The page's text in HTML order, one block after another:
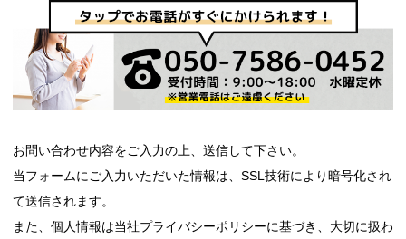
お問い合わせ内容をご入力の上、送信して下さい。
当フォームにご入力いただいた情報は、SSL技術により暗号化され
て送信されます。
また、個人情報は当社プライバシーポリシーに基づき、大切に扱わ